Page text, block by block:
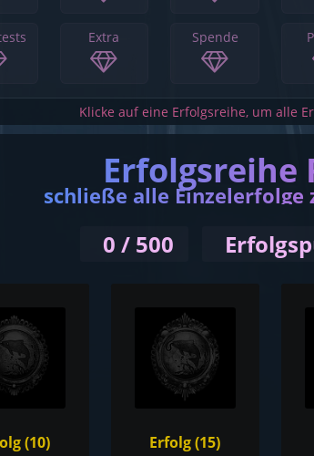
Extra Spende
Klicke auf eine Erfolgsreihe, um alle
Erfolgsreihe
schließe alle Einzelerfolge
0 / 500
(10)
Erfolg (15)